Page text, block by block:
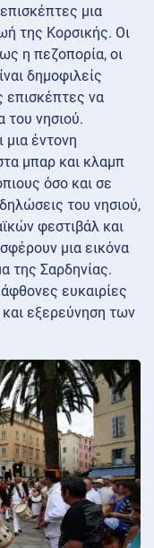
μια
της Κορσικής. Οι
η πεζοπορία, οι
δημοφιλείς
επισκέπτες να
του νησιού.
μια έντονη
μπαρ και κλαμπ
όσο και σε
του νησιού,
φεστιβάλ και
μια εικόνα
της Σαρδηνίας.
ευκαιρίες
εξερεύνηση των